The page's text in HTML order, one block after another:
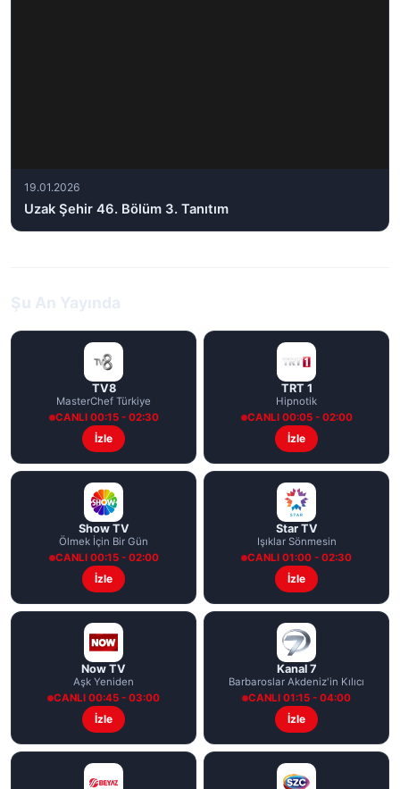
19.01.2026
Uzak Şehir 46. Bölüm 3. Tanıtım
TV8
MasterChef Türkiye
CANLI 00:15 - 02:30
İzle
TRT 1
Hipnotik
CANLI 00:05 - 02:00
İzle
Show TV
Ölmek İçin Bir Gün
CANLI 00:15 - 02:00
İzle
Star TV
Işıklar Sönmesin
CANLI 01:00 - 02:30
İzle
Now TV
Aşk Yeniden
CANLI 00:45 - 03:00
İzle
Kanal 7
Barbaroslar Akdeniz'in Kılıcı
CANLI 01:15 - 04:00
İzle